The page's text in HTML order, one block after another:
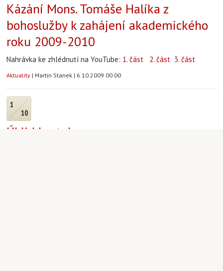
Kázání Mons. Tomáše Halíka z
bohoslužby k zahájení akademického
roku 2009-2010
Nahrávka ke zhlédnutí na YouTube: 1. část 2. část 3. část
Aktuality | Martin Stanek | 6.10.2009 00:00
1
10
Úklid kostela